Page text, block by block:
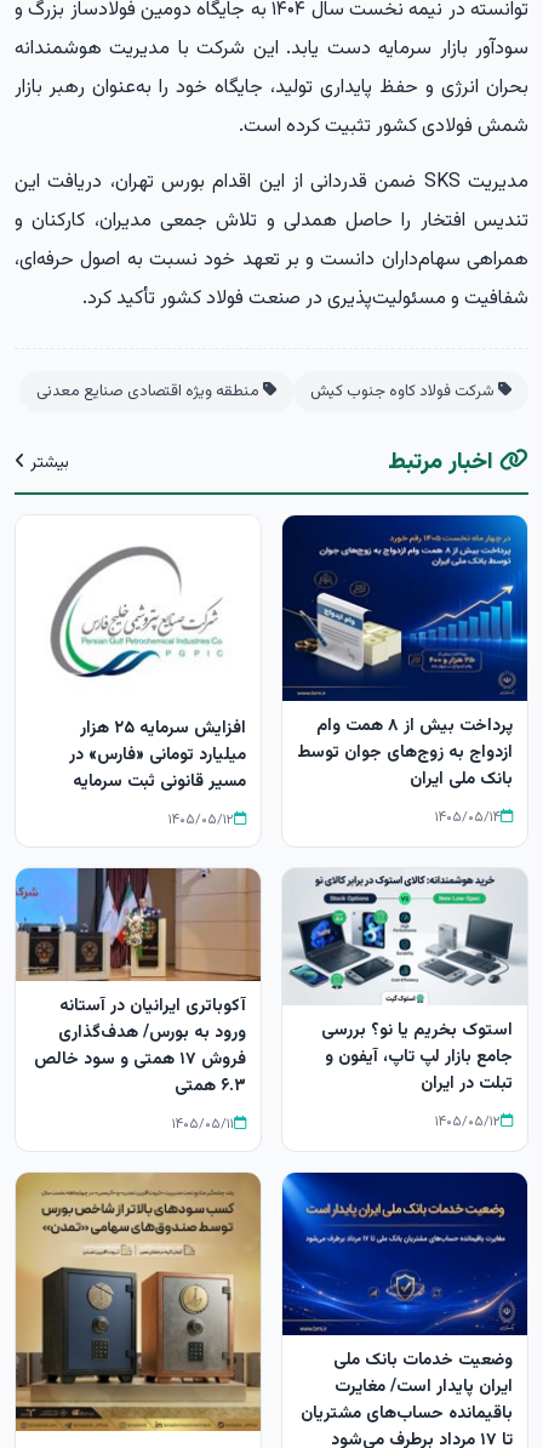
توانسته در نیمه نخست سال ۱۴۰۴ به جایگاه دومین فولادساز بزرگ و
سودآور بازار سرمایه دست یابد. این شرکت با مدیریت هوشمندانه
بحران انرژی و حفظ پایداری تولید، جایگاه خود را به‌عنوان رهبر بازار
شمش فولادی کشور تثبیت کرده است.
مدیریت SKS ضمن قدردانی از این اقدام بورس تهران، دریافت این
تندیس افتخار را حاصل همدلی و تلاش جمعی مدیران، کارکنان و
همراهی سهام‌داران دانست و بر تعهد خود نسبت به اصول حرفه‌ای،
شفافیت و مسئولیت‌پذیری در صنعت فولاد کشور تأکید کرد.
شرکت فولاد کاوه جنوب کیش منطقه ویژه اقتصادی صنایع معدنی
اخبار مرتبط بیشتر
پرداخت بیش از ۸ همت وام
ازدواج به زوج‌های جوان توسط
بانک ملی ایران
۱۴۰۵/۰۵/۱۴
افزایش سرمایه ۲۵ هزار
میلیارد تومانی «فارس» در
مسیر قانونی ثبت سرمایه
۱۴۰۵/۰۵/۱۲
استوک بخریم یا نو؟ بررسی
جامع بازار لپ‌ تاپ، آیفون و
تبلت در ایران
۱۴۰۵/۰۵/۱۲
آکوباتری ایرانیان در آستانه
ورود به بورس/ هدف‌گذاری
فروش ۱۷ همتی و سود خالص
۶.۳ همتی
۱۴۰۵/۰۵/۱۱
وضعیت خدمات بانک ملی
ایران پایدار است/ مغایرت‌
باقیمانده حساب‌های مشتریان
تا ۱۷ مرداد برطرف می‌شود